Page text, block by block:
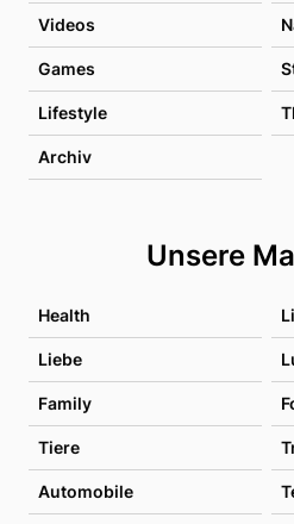
Videos
Games
Lifestyle
Archiv
Unsere
Health
Liebe
Family
Tiere
Automobile